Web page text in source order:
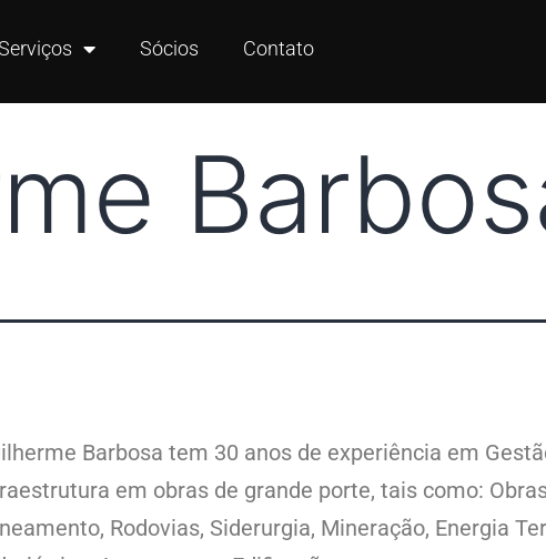
Sócios Contato
Barbosa tem 30 anos de experiência em
em obras de grande porte, tais como:
Rodovias, Siderurgia, Mineração, Energia